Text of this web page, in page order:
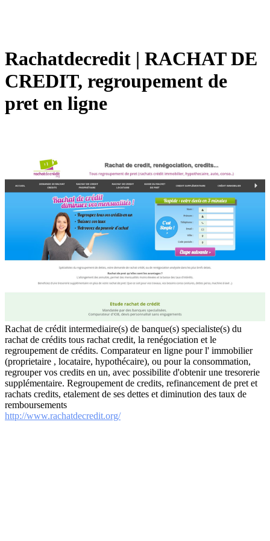
Rachat­decre­dit | RACHAT DE
CREDIT, reg­roupe­ment de
pret en ligne
Rachat de crédit intermediaire(s) de banque(s) specialiste(s) du
rachat de crédits tous rachat credit, la renégociation et le
regroupement de crédits. Comparateur en ligne pour l' immobilier
(proprietaire , locataire, hypothécaire), ou pour la consommation,
regrouper vos credits en un, avec possibilite d'obtenir une tresorerie
supplémentaire. Regroupement de credits, refinancement de pret et
rachats credits, etalement de ses dettes et diminution des taux de
remboursements
http://www.rachatdecredit.org/